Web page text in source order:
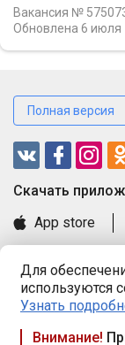
Для
используются
Узнать
Внимание!
Вакансия №
Обновлена 6 июля
Полная версия
Cкачать
App store
Книга замечаний
Правила и
Praca.by ©